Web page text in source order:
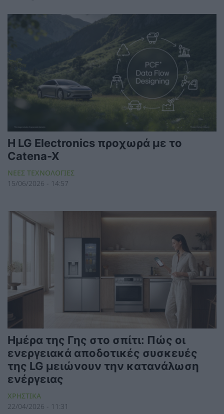
Η LG Electronics προχωρά με το
Catena-X
ΝΕΕΣ ΤΕΧΝΟΛΟΓΙΕΣ
15/06/2026 - 14:57
Ημέρα της Γης στο σπίτι: Πώς οι
ενεργειακά αποδοτικές συσκευές
της LG μειώνουν την κατανάλωση
ενέργειας
ΧΡΗΣΤΙΚΑ
22/04/2026 - 11:31